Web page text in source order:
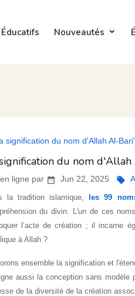
Nouveautés
du nom
ligne par  Jun 22, 2025 
la tradition islamique, les 99
du divin. L'un de ces
l’acte de création ; il incarne
à Allah ?
ensemble la signification et
aussi la conception sans modèle
de la diversité de la création